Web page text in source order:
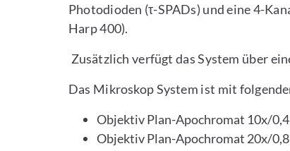
Photodioden (τ-SPADs) und eine 4-
Harp 400).
Zusätzlich verfügt das System über
Das Mikroskop System ist mit
Objektiv Plan-Apochromat 10x/
Objektiv Plan-Apochromat 20x/0,8